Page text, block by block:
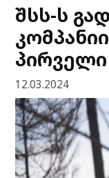
შსს-ს
12.03.2024